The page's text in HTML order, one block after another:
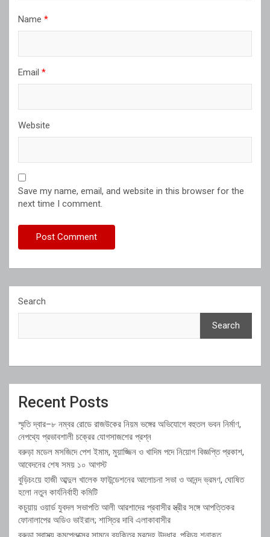
Name *
Email *
Website
Save my name, email, and website in this browser for the
next time I comment.
Search
Search
Recent Posts
স্মৃতি দ্বার–৮ নম্বর রোডে রাজউকের নিয়ম ভঙ্গের অভিযোগে বহুতল ভবন নির্মাণ,
নেপথ্যে প্রভাবশালী চক্রের যোগসাজশের প্রশ্ন
বরুড়া মডেল মসজিদে পেশ ইমাম, মুয়াজ্জিন ও খাদিম পদে নিয়োগ বিজ্ঞপ্তি প্রকাশ,
আবেদনের শেষ সময় ১০ আগস্ট
বুড়িচংয়ে হাজী আব্দুল খালেক ফাউন্ডেশনের আলোচনা সভা ও আনন্দ ভ্রমণ, ঘোষিত
হলো নতুন কার্যনির্বাহী কমিটি
কচুয়ায় ওয়ার্ড যুবদল সভাপতি আলী আরশাদের প্রবাসীর স্ত্রীর সঙ্গে আপত্তিকর
ফোনালাপের অডিও ভাইরাল; শাস্তির দাবি এলাকাবাসীর